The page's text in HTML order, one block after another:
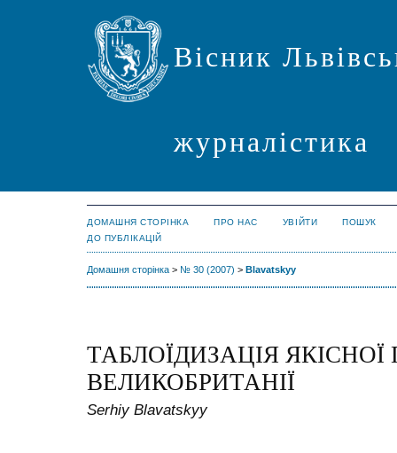
Вісник
журналістика
ДОМАШНЯ СТОРІНКА ПРО НАС УВІЙТИ
ПОШУК
ДО ПУБЛІКАЦІЙ
Домашня сторінка > № 30 (2007) > Blavatskyy
ТАБЛОЇДИЗАЦІЯ
ВЕЛИКОБРИТАНІЇ
Serhiy Blavatskyy